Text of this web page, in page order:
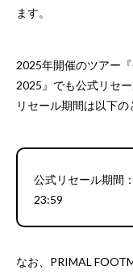
ます。
2025年開催のツアー
2025』でも公式リセ
リセール期間は以下の
公式リセール期間
23:59
なお、PRIMAL